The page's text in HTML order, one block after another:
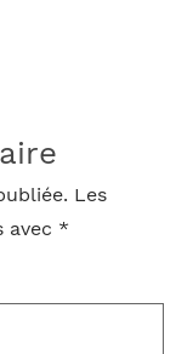
Les
avec *